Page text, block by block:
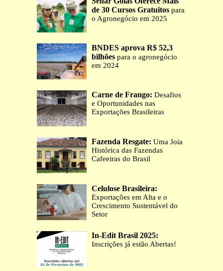
de 30 Cursos Gratuitos para
o Agronegócio em 2025
BNDES aprova R$ 52,3
bilhões para o agronegócio
em 2024
Carne de Frango: Desafios
e Oportunidades nas
Exportações Brasileiras
Fazenda Resgate: Uma Joia
Histórica das Fazendas
Cafeeiras do Brasil
Celulose Brasileira:
Exportações em Alta e o
Crescimento Sustentável do
Setor
In-Edit Brasil 2025:
Inscrições já estão Abertas!